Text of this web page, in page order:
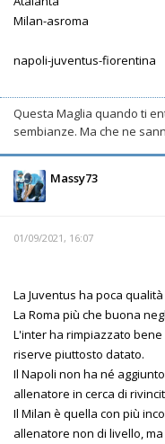
Milan-asroma
napoli-juventus-fiorentina
Questa Maglia quando ti
sembianze. Ma che ne
Massy73
01/09/2021, 16:07
La Juventus ha poca
La Roma più che buona
L'inter ha rimpiazzato
riserve piuttosto datato.
Il Napoli non ha né
allenatore in cerca di
Il Milan è quella con più
allenatore non di livello,